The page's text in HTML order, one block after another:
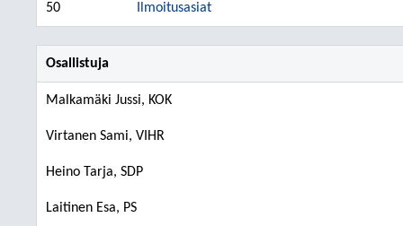
50 Ilmoitusasiat
Osallistuja
Malkamäki Jussi, KOK
Virtanen Sami, VIHR
Heino Tarja, SDP
Laitinen Esa, PS